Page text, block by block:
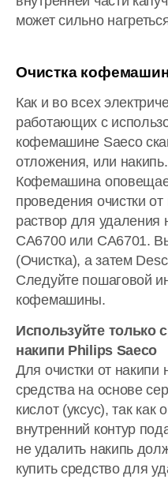
может сильно
Очистка
Как и во всех
работающих с
кофемашине Saeco
отложения, или накипь.
Кофемашина
проведения очистки
раствор для удаления
CA6700 или CA6701.
(Очистка), а затем
Следуйте пошаговой
кофемашины.
Используйте только
накипи Philips Saeco
Для очистки от накипи
средства на основе
кислот (уксус), так как
внутренний контур
не удалить накипь
купить средство для